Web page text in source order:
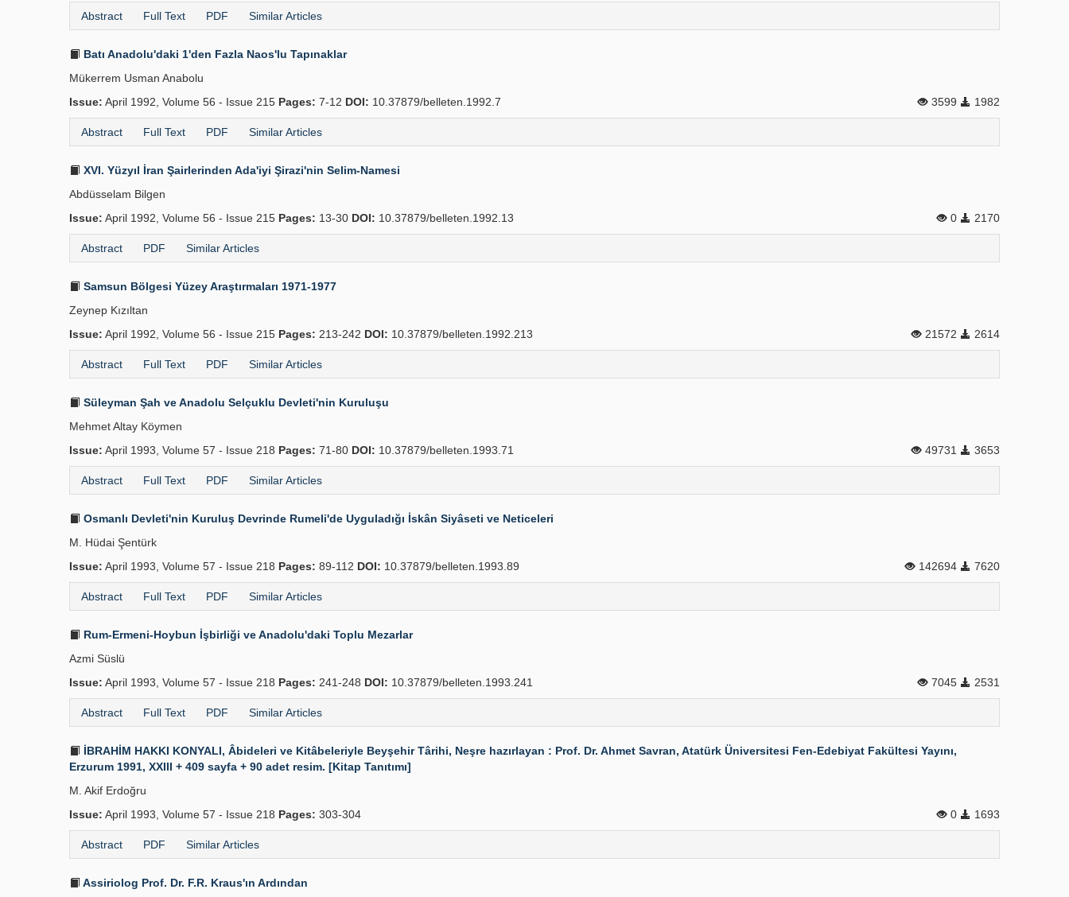
Abstract Full Text PDF Similar Articles
Batı Anadolu'daki 1'den Fazla Naos'lu Tapınaklar
Mükerrem Usman Anabolu
Issue: April 1992, Volume 56 - Issue 215 Pages: 7-12 DOI: 10.37879/belleten.1992.7 3599 1982
Abstract Full Text PDF Similar Articles
XVI. Yüzyıl İran Şairlerinden Ada'iyi Şirazi'nin Selim-Namesi
Abdüsselam Bilgen
Issue: April 1992, Volume 56 - Issue 215 Pages: 13-30 DOI: 10.37879/belleten.1992.13 0 2170
Abstract PDF Similar Articles
Samsun Bölgesi Yüzey Araştırmaları 1971-1977
Zeynep Kızıltan
Issue: April 1992, Volume 56 - Issue 215 Pages: 213-242 DOI: 10.37879/belleten.1992.213 21572 2614
Abstract Full Text PDF Similar Articles
Süleyman Şah ve Anadolu Selçuklu Devleti'nin Kuruluşu
Mehmet Altay Köymen
Issue: April 1993, Volume 57 - Issue 218 Pages: 71-80 DOI: 10.37879/belleten.1993.71 49731 3653
Abstract Full Text PDF Similar Articles
Osmanlı Devleti'nin Kuruluş Devrinde Rumeli'de Uyguladığı İskân Siyâseti ve Neticeleri
M. Hüdai Şentürk
Issue: April 1993, Volume 57 - Issue 218 Pages: 89-112 DOI: 10.37879/belleten.1993.89 142694 7620
Abstract Full Text PDF Similar Articles
Rum-Ermeni-Hoybun İşbirliği ve Anadolu'daki Toplu Mezarlar
Azmi Süslü
Issue: April 1993, Volume 57 - Issue 218 Pages: 241-248 DOI: 10.37879/belleten.1993.241 7045 2531
Abstract Full Text PDF Similar Articles
İBRAHİM HAKKI KONYALI, Âbideleri ve Kitâbeleriyle Beyşehir Târihi, Neşre hazırlayan : Prof. Dr. Ahmet Savran, Atatürk Üniversitesi Fen-Edebiyat Fakültesi Yayını,
Erzurum 1991, XXIII + 409 sayfa + 90 adet resim. [Kitap Tanıtımı]
M. Akif Erdoğru
Issue: April 1993, Volume 57 - Issue 218 Pages: 303-304 0 1693
Abstract PDF Similar Articles
Assiriolog Prof. Dr. F.R. Kraus'ın Ardından